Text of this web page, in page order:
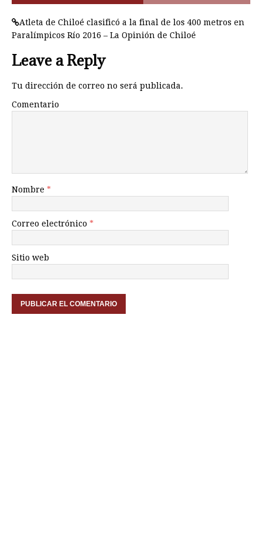
Atleta de Chiloé clasificó a la final de los 400 metros en
Paralímpicos Río 2016 – La Opinión de Chiloé
Leave a Reply
Tu dirección de correo no será publicada.
Comentario
Nombre *
Correo electrónico *
Sitio web